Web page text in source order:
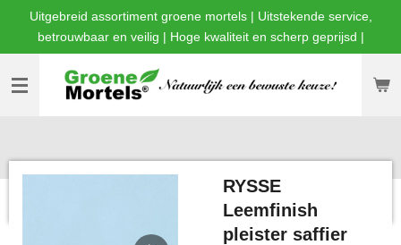
direct
de
hoofdinhoud
Uitgebreid assortiment groene mortels | Uitstekende service,
betrouwbaar en veilig | Hoge kwaliteit en scherp geprijsd |
RYSSE
Leemfinish
pleister saffier